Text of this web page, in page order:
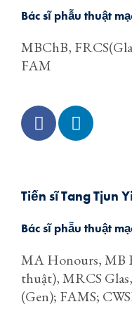
Bác sĩ phẫu thuật
MBChB,
FAM
Tiến sĩ Tang Tjun
Bác sĩ phẫu thuật
MA Honours, MB
thuật), MRCS
(Gen); FAMS;